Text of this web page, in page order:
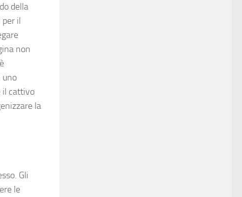
della
il
non
uno
il cattivo
la
Gli
le